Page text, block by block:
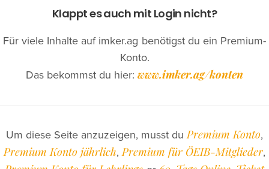
Klappt es auch mit Login nicht?
Für viele Inhalte auf imker.ag benötigst du ein Premium-
Konto.
Das bekommst du hier: www.imker.ag/konten
Um diese Seite anzuzeigen, musst duPremium Konto,
Premium Konto jährlich,Premium für ÖEIB-Mitglieder,